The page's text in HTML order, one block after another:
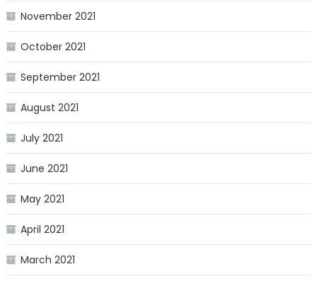
November 2021
October 2021
September 2021
August 2021
July 2021
June 2021
May 2021
April 2021
March 2021